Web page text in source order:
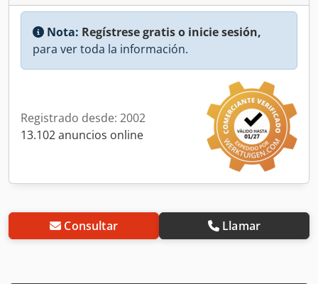
Nota: Regístrese gratis o inicie sesión,
para ver toda la información.
Registrado desde: 2002
13.102 anuncios online
Consultar Llamar